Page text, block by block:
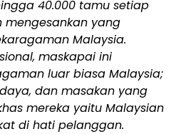
40.000 tamu setiap
yang
Malaysia.
maskapai ini
luar biasa Malaysia;
dan masakan yang
mereka yaitu Malaysian
di hati pelanggan.